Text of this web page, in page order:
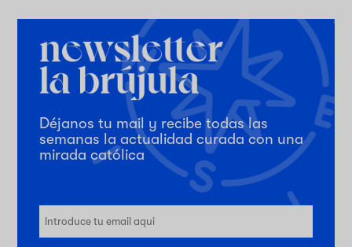
Déjanos tu mail y recibe todas las
semanas la actualidad curada con una
mirada católica